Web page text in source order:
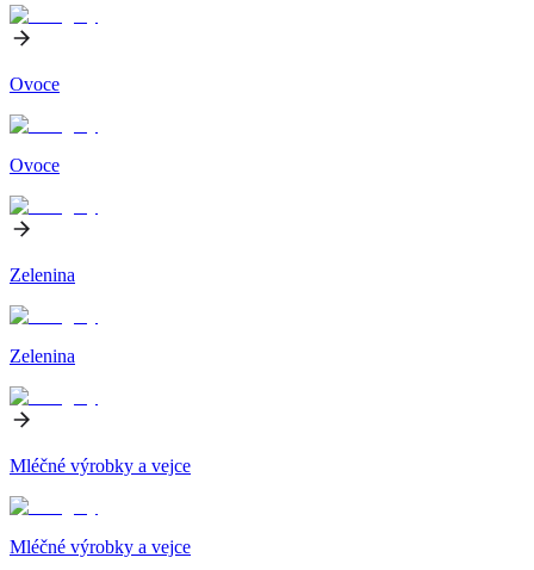
Ovoce
Ovoce
Zelenina
Zelenina
Mléčné výrobky a vejce
Mléčné výrobky a vejce